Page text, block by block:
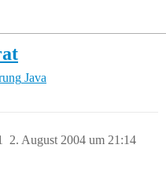
Java
2. August 2004 um 21:14